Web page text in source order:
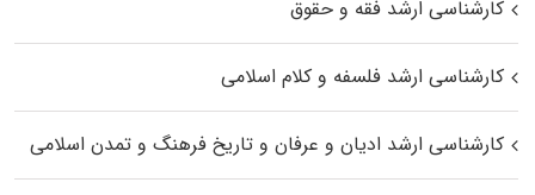
کارشناسی ارشد فقه و حقوق
کارشناسی ارشد فلسفه و کلام اسلامی
کارشناسی ارشد ادیان و عرفان و تاریخ فرهنگ و تمدن اسلامی